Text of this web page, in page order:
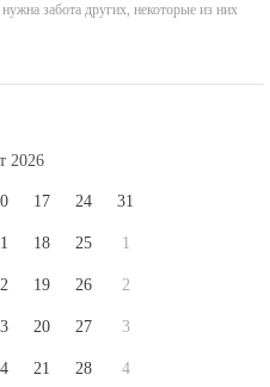
забота других, некоторые из них
2026
17
18
19
20
21
24
25
26
27
28
31
1
2
3
4